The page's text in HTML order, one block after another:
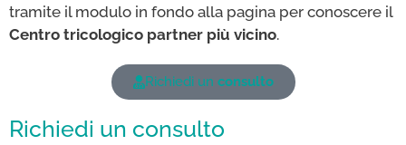
tramite il modulo in fondo alla pagina per conoscere il
Centro tricologico partner più vicino.
Richiedi un consulto
Richiedi un consulto